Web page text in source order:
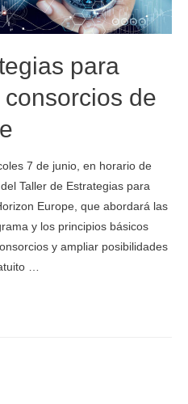
para
de
7 de junio, en horario de
Taller de Estrategias para
Europe, que abordará las
y los principios básicos
y ampliar posibilidades
…